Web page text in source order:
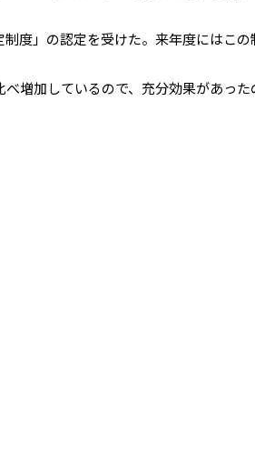
度」の認定を受けた。来年度にはこ
増加しているので、充分効果があっ